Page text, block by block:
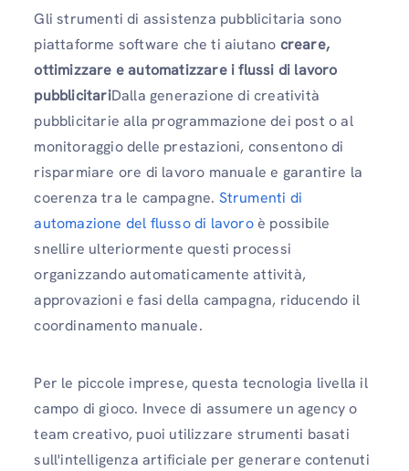
Gli strumenti di assistenza pubblicitaria sono
piattaforme software che ti aiutano creare,
ottimizzare e automatizzare i flussi di lavoro
pubblicitariDalla generazione di creatività
pubblicitarie alla programmazione dei post o al
monitoraggio delle prestazioni, consentono di
risparmiare ore di lavoro manuale e garantire la
coerenza tra le campagne. Strumenti di
automazione del flusso di lavoroè possibile
snellire ulteriormente questi processi
organizzando automaticamente attività,
approvazioni e fasi della campagna, riducendo il
coordinamento manuale.
Per le piccole imprese, questa tecnologia livella il
campo di gioco. Invece di assumere un agency o
team creativo, puoi utilizzare strumenti basati
sull'intelligenza artificiale per generare contenuti